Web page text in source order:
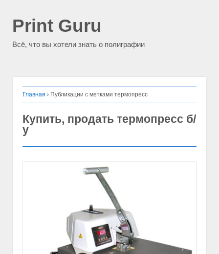
Print Guru
Всё, что вы хотели знать о полиграфии
Главная › Публикации с метками термопресс
Купить, продать термопресс б/
у